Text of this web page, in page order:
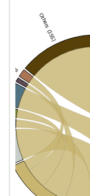
Others (155)